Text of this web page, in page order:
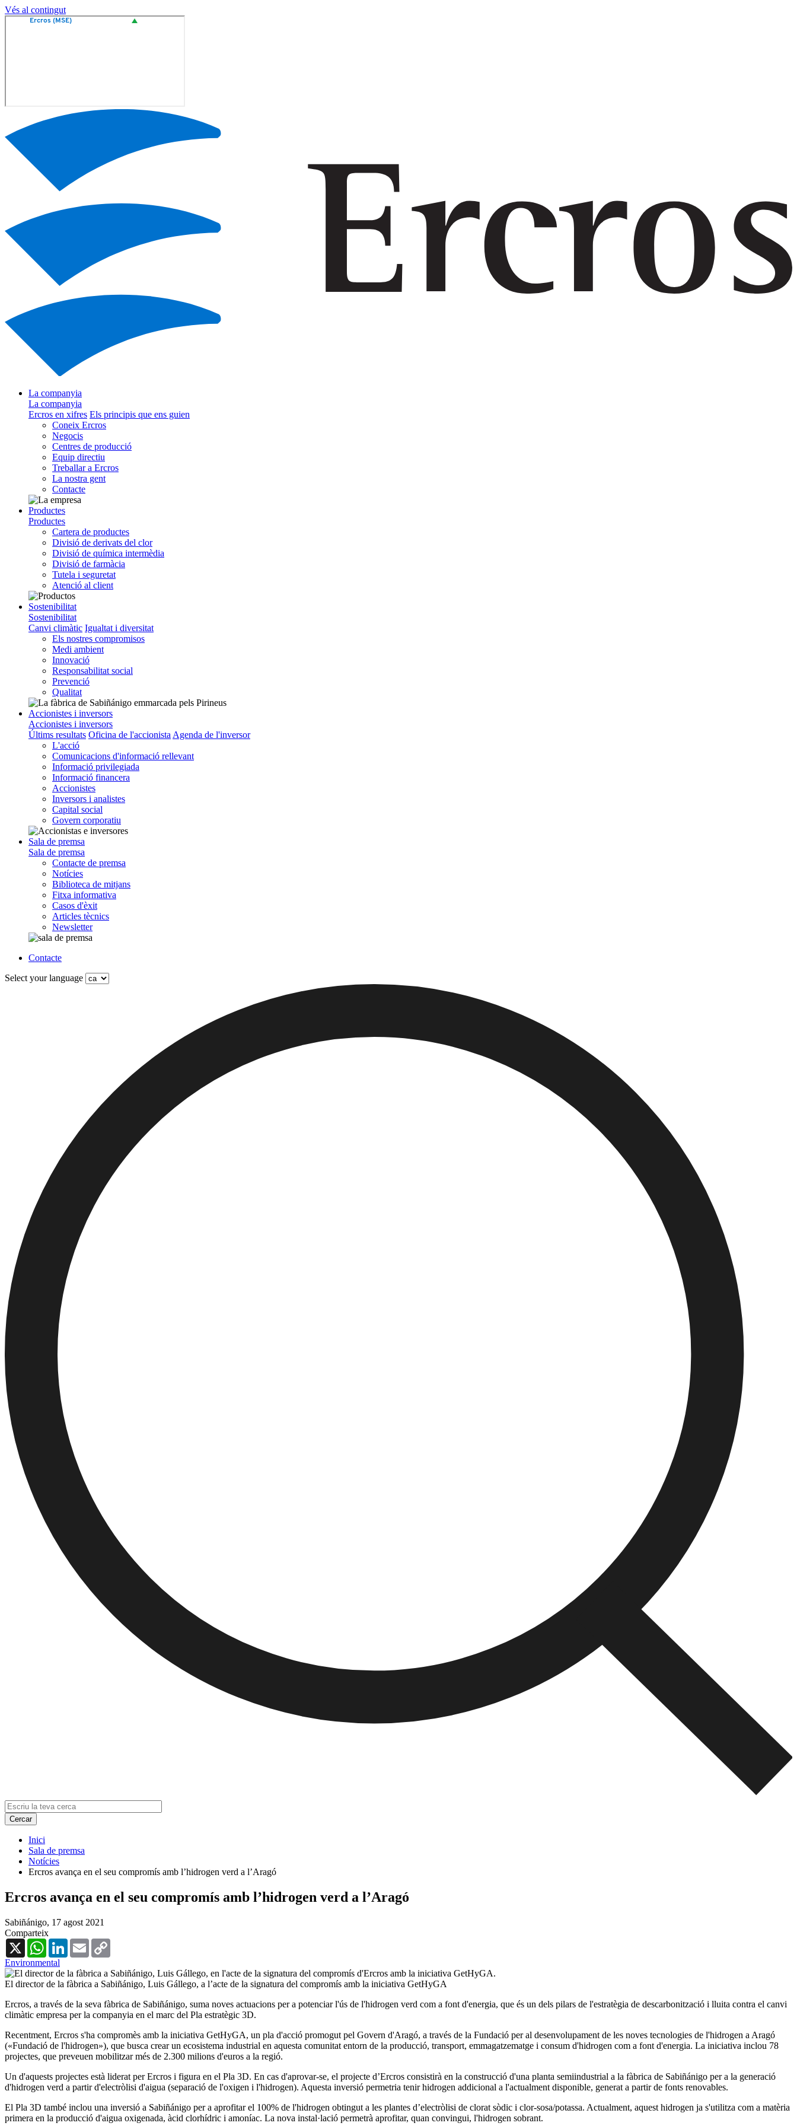
Vés al contingut
La companyia
La companyia
Ercros en xifres Els principis que ens guien
Coneix Ercros
Negocis
Centres de producció
Equip directiu
Treballar a Ercros
La nostra gent
Contacte
Productes
Productes
Cartera de productes
Divisió de derivats del clor
Divisió de química intermèdia
Divisió de farmàcia
Tutela i seguretat
Atenció al client
Sostenibilitat
Sostenibilitat
Canvi climàtic Igualtat i diversitat
Els nostres compromisos
Medi ambient
Innovació
Responsabilitat social
Prevenció
Qualitat
Accionistes i inversors
Accionistes i inversors
Últims resultats Oficina de l'accionista Agenda de l'inversor
L'acció
Comunicacions d'informació rellevant
Informació privilegiada
Informació financera
Accionistes
Inversors i analistes
Capital social
Govern corporatiu
Sala de premsa
Sala de premsa
Contacte de premsa
Notícies
Biblioteca de mitjans
Fitxa informativa
Casos d'èxit
Articles tècnics
Newsletter
Contacte
Select your language
Inici
Sala de premsa
Notícies
Ercros avança en el seu compromís amb l’hidrogen verd a l’Aragó
Ercros avança en el seu compromís amb l’hidrogen verd a l’Aragó
Sabiñánigo, 17 agost 2021
Comparteix
X
WhatsAppLinkedInEmail
Environmental
El director de la fàbrica a Sabiñánigo, Luis Gállego, a l’acte de la signatura del compromís amb la iniciativa GetHyGA
Ercros, a través de la seva fàbrica de Sabiñánigo, suma noves actuacions per a potenciar l'ús de l'hidrogen verd com a font d'energia, que és un dels pilars de l'estratègia de descarbonització i lluita contra el canvi
climàtic empresa per la companyia en el marc del Pla estratègic 3D.
Recentment, Ercros s'ha compromès amb la iniciativa GetHyGA, un pla d'acció promogut pel Govern d'Aragó, a través de la Fundació per al desenvolupament de les noves tecnologies de l'hidrogen a Aragó
(«Fundació de l'hidrogen»), que busca crear un ecosistema industrial en aquesta comunitat entorn de la producció, transport, emmagatzematge i consum d'hidrogen com a font d'energia. La iniciativa inclou 78
projectes, que preveuen mobilitzar més de 2.300 milions d'euros a la regió.
Un d'aquests projectes està liderat per Ercros i figura en el Pla 3D. En cas d'aprovar-se, el projecte d’Ercros consistirà en la construcció d'una planta semiindustrial a la fàbrica de Sabiñánigo per a la generació
d'hidrogen verd a partir d'electròlisi d'aigua (separació de l'oxigen i l'hidrogen). Aquesta inversió permetria tenir hidrogen addicional a l'actualment disponible, generat a partir de fonts renovables.
El Pla 3D també inclou una inversió a Sabiñánigo per a aprofitar el 100% de l'hidrogen obtingut a les plantes d’electròlisi de clorat sòdic i clor-sosa/potassa. Actualment, aquest hidrogen ja s'utilitza com a matèria
primera en la producció d'aigua oxigenada, àcid clorhídric i amoníac. La nova instal·lació permetrà aprofitar, quan convingui, l'hidrogen sobrant.